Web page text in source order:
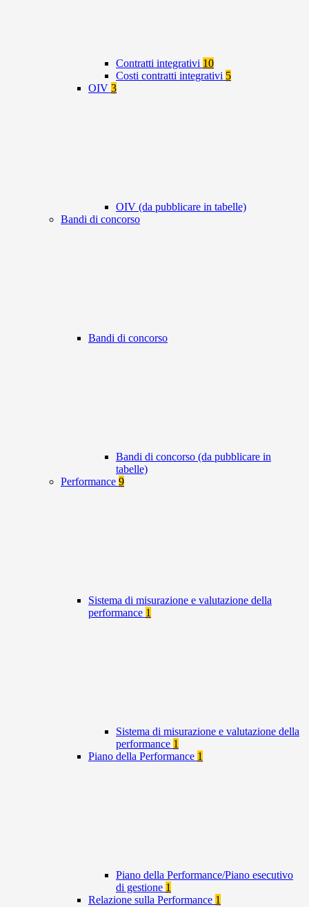
Contratti integrativi 10
Costi contratti integrativi 5
OIV 3
OIV (da pubblicare in tabelle)
Bandi di concorso
Bandi di concorso
Bandi di concorso (da pubblicare in
tabelle)
Performance 9
Sistema di misurazione e valutazione della
performance 1
Sistema di misurazione e valutazione della
performance 1
Piano della Performance 1
Piano della Performance/Piano esecutivo
di gestione 1
Relazione sulla Performance 1